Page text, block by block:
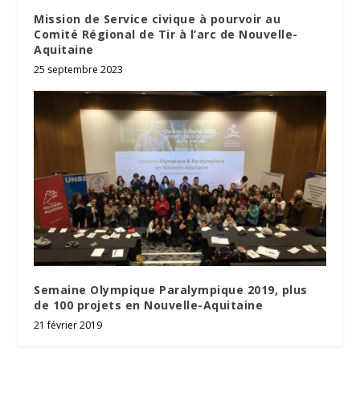
Mission de Service civique à pourvoir au
Comité Régional de Tir à l’arc de Nouvelle-
Aquitaine
25 septembre 2023
Semaine Olympique Paralympique 2019, plus
de 100 projets en Nouvelle-Aquitaine
21 février 2019